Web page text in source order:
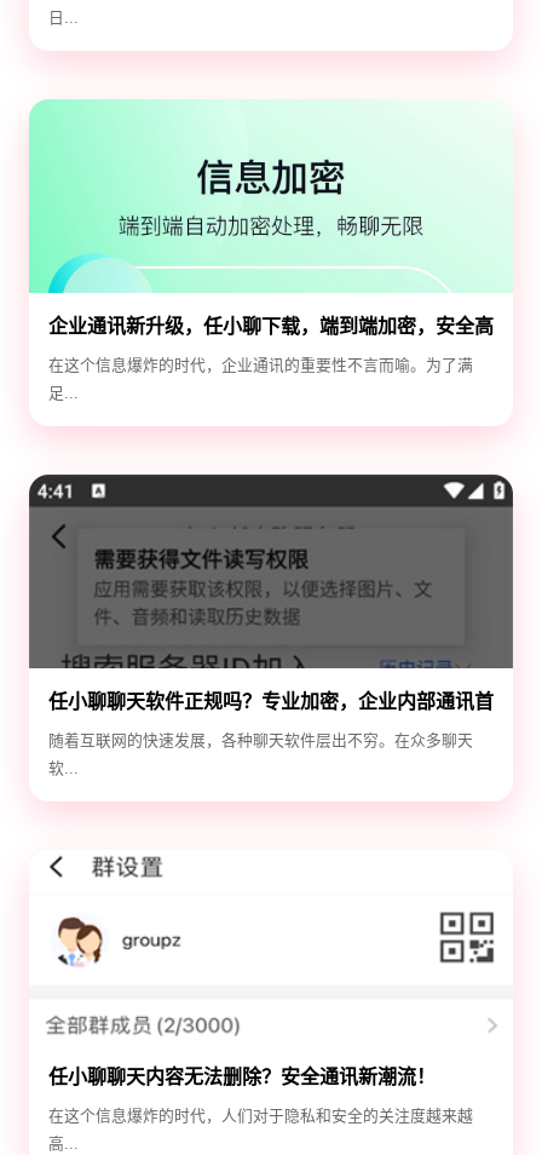
日...
企业通讯新升级，任小聊下载，端到端加密，安全高
效！
在这个信息爆炸的时代，企业通讯的重要性不言而喻。为了满
足...
任小聊聊天软件正规吗？专业加密，企业内部通讯首
选！
随着互联网的快速发展，各种聊天软件层出不穷。在众多聊天
软...
任小聊聊天内容无法删除？安全通讯新潮流！
在这个信息爆炸的时代，人们对于隐私和安全的关注度越来越
高...